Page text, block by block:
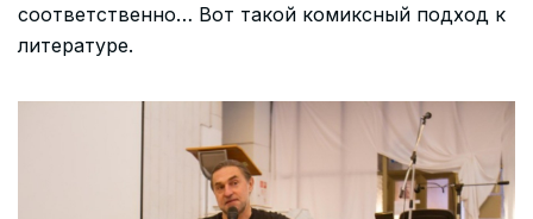
соответственно… Вот такой комиксный подход к
литературе.